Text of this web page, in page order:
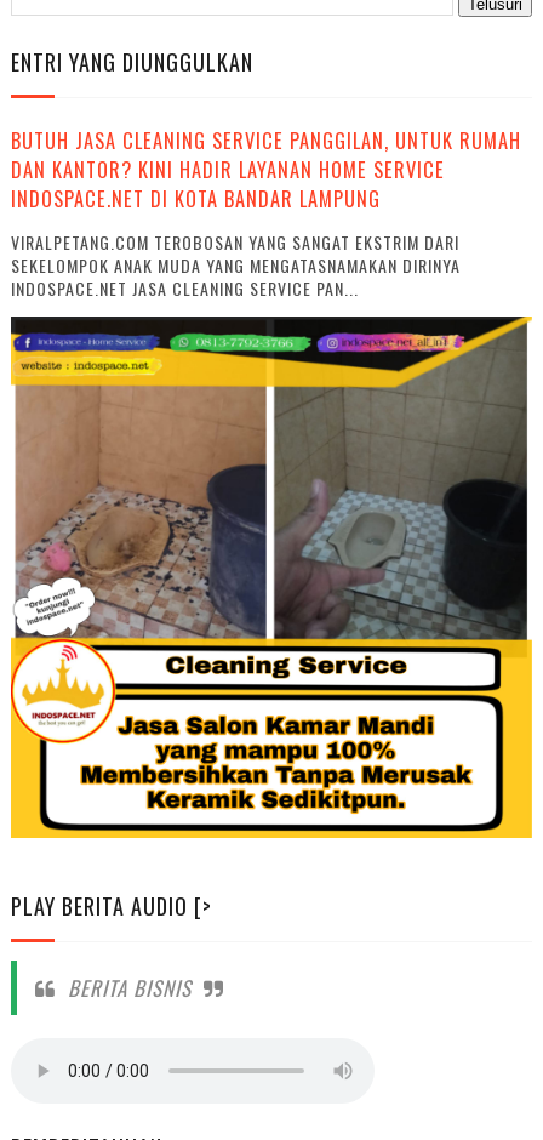
ENTRI YANG DIUNGGULKAN
BUTUH JASA CLEANING SERVICE PANGGILAN, UNTUK RUMAH
DAN KANTOR? KINI HADIR LAYANAN HOME SERVICE
INDOSPACE.NET DI KOTA BANDAR LAMPUNG
VIRALPETANG.COM TEROBOSAN YANG SANGAT EKSTRIM DARI
SEKELOMPOK ANAK MUDA YANG MENGATASNAMAKAN DIRINYA
INDOSPACE.NET JASA CLEANING SERVICE PAN...
PLAY BERITA AUDIO [>
BERITA BISNIS